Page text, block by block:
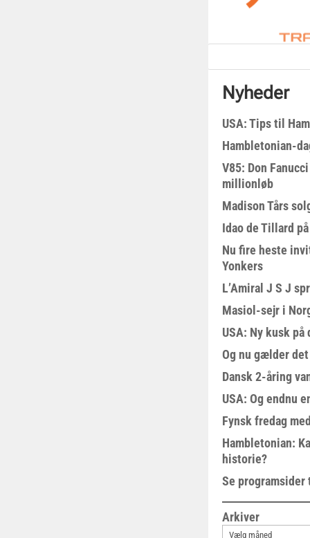
Nyheder
USA: Tips til
Hambletonian-
V85: Don
millionløb
Madison Tårs
Idao de Tillard
Nu fire heste
Yonkers
L’Amiral J S J
Masiol-sejr i
USA: Ny kusk på
Og nu gælder
Dansk 2-åring
USA: Og endnu
Fynsk fredag
Hambletonian:
historie?
Se
Arkiver